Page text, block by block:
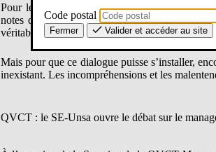
Pour le SE-Unsa, construire un climat de travail
notes de service ou de plans successifs. Cela
véritable culture de la coopération.
Mais pour que ce dialogue puisse s’installer,
inexistant. Les incompréhensions et les
QVCT : le SE-Unsa ouvre le débat sur le
Code postal
Fermer Valider et accéder au site